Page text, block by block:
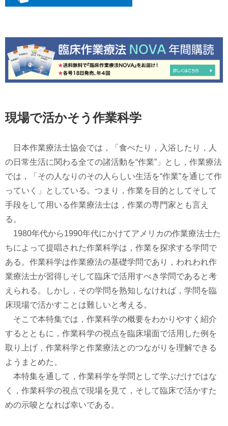
現場で活かそう作業科学
日本作業療法士協会では，「食べたり，入浴したり，人
の日常生活に関わる全ての諸活動を“作業”」とし，作業療法
では，「その人なりのその人らしい生活を“作業”を通じて作
っていく」としている。つまり，作業を目的としてそして
手段をして用いる作業療法士は，作業の専門家とも言え
る。
1980年代から1990年代にかけてアメリカの作業療法士た
ちによって提唱された作業科学は，作業を探求する学問で
ある。作業科学は作業療法の基礎学問であり，われわれ作
業療法士が習得しそして臨床で活用すべき学問であると考
えられる。しかし，その学問を熟知しなければ，学問を臨
床現場で活かすことは難しいと考える。
そこで本特集では，作業科学の概要をわかりやすく紹介
するとともに，作業科学の視点を臨床場面で活用した例を
取り上げ，作業科学と作業療法とのつながりを理解できる
ようまとめた。
本特集を通して，作業科学を学問として学ぶだけではな
く，作業科学の視点で現場を見て，そして臨床で活かすた
めの示唆となれば幸いである。